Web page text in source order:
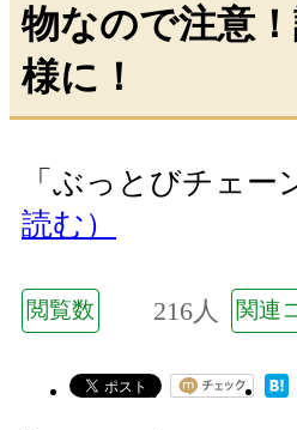
物なので注意
様に！
「ぶっとびチェ
読む）
閲覧数 216人 関連